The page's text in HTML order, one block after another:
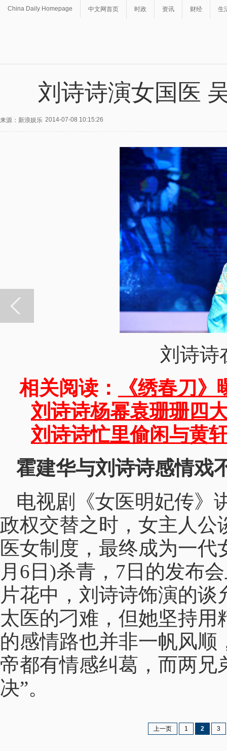
China Daily Homepage 中文网首页 时政 资讯 财经 生
刘诗诗演女国医
来源：新浪娱乐 2014-07-08 10:15:26
刘诗诗在
相关阅读：
《绣春刀
刘诗诗杨幂袁珊珊四
刘诗诗忙里偷闲与黄
霍建华与刘诗诗感情戏
电视剧《女医明妃传》
政权交替之时，女主人公
医女制度，最终成为一
月6日)杀青，7日的发布
片花中，刘诗诗饰演的
太医的刁难，但她坚持
的感情路也并非一帆风
帝都有情感纠葛，而两兄
决”。
上一页 1 2 3